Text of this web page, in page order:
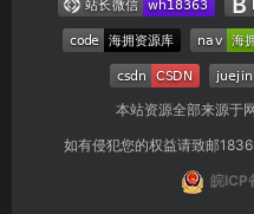
本站资源全部来源于
如有侵犯您的权益请致邮
皖ICP